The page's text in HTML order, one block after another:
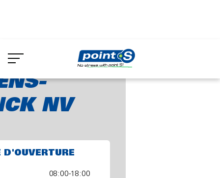
au
contenu
NV
D'OUVERTURE
08:00-18:00